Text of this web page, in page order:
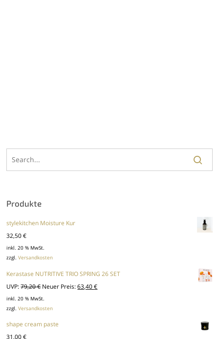
Produkte
stylekitchen Moisture Kur
32,50€
inkl. 20 % MwSt.
zzgl.Versandkosten
Kerastase NUTRITIVE TRIO SPRING 26 SET
UVP: 79,20€ Ursprünglicher
Preis
war:
79,20 €
Neuer Preis: 63,40€Aktueller
inkl. 20 % MwSt.
zzgl.Versandkosten
shape cream paste
31,00€